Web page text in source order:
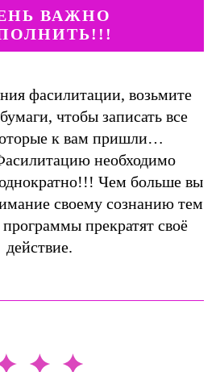
ВАЖНО
фасилитации, возьмите
чтобы записать все
к вам пришли…
необходимо
Чем больше вы
своему сознанию тем
прекратят своё
действие.